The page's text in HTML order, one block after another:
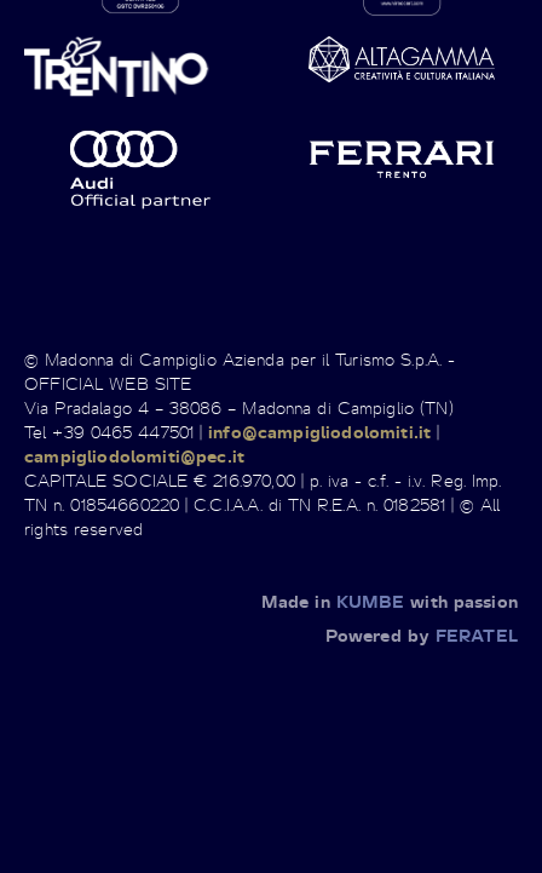
© Madonna di Campiglio Azienda per il Turismo S.p.A. -
OFFICIAL WEB SITE
Via Pradalago 4 – 38086 – Madonna di Campiglio (TN)
Tel +39 0465 447501 |info@campigliodolomiti.it |
campigliodolomiti@pec.it
CAPITALE SOCIALE € 216.970,00 | p. iva - c.f. - i.v. Reg. Imp.
TN n. 01854660220 | C.C.I.A.A. di TN R.E.A. n. 0182581 | © All
rights reserved
Made in KUMBE with passion
Powered by FERATEL